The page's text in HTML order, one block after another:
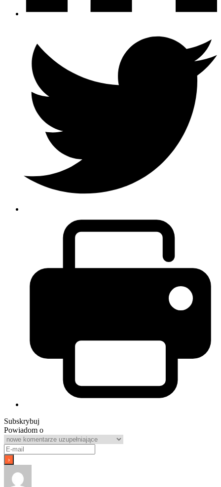
Subskrybuj
Powiadom o